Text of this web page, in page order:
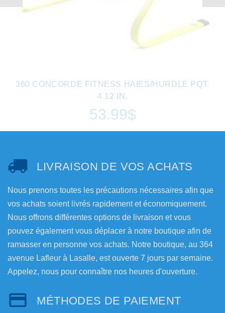
360 CONCORDE FITNESS HAIES/HURDLE PQT.
4 12 IN.
53.99$
LIVRAISON DE VOS ACHATS
Nous prenons toutes les précautions nécessaires afin que
vos achats soient livrés rapidement et économiquement.
Nous offrons différentes options de livraison et vous
pouvez également vous déplacer à notre boutique afin de
ramasser en personne vos achats. Notre boutique, au 364
avenue Lafleur à Lasalle, est ouverte 7 jours par semaine.
Appelez, nous pour connaître nos heures d'ouverture.
MÉTHODES DE PAIEMENT